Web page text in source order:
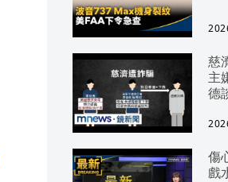
慈
主
德
傷
戲